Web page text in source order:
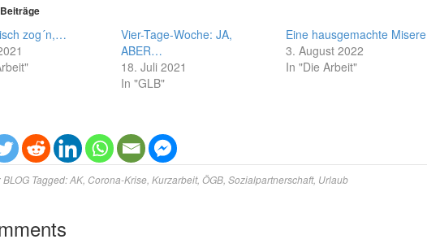
zog´n,…
Vier-Tage-Woche: JA,
ABER…
18. Juli 2021
In "GLB"
Eine hausgemachte Misere
3. August 2022
In "Die Arbeit"
BLOG Tagged:AK, Corona-Krise Kurzarbeit, ÖGB Sozialpartnerschaft, Urlaub